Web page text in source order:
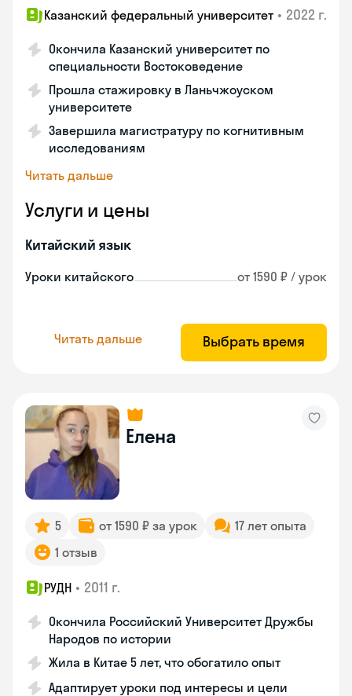
Казанский федеральный университет • 2022 г.
Окончила Казанский университет по
специальности Востоковедение
Прошла стажировку в Ланьчжоуском
университете
Завершила магистратуру по когнитивным
исследованиям
Читать дальше
Услуги и цены
Китайский язык
Уроки китайского от 1590 ₽ / урок
Читать дальше Выбрать время
Елена
5 от 1590 ₽ за урок
17 лет опыта
1 отзыв
РУДН • 2011 г.
Окончила Российский Университет Дружбы
Народов по истории
Жила в Китае 5 лет, что обогатило опыт
Адаптирует уроки под интересы и цели